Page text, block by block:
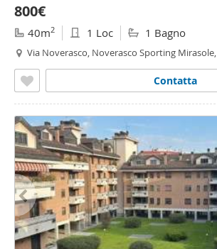
800€
40m2 1 Loc 1 Bagno
Via Noverasco, Noverasco Sporting Mirasole,
Contatta